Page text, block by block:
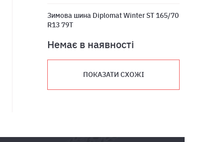
Зимова шина Diplomat Winter ST 165/70
R13 79T
Немає в наявності
ПОКАЗАТИ СХОЖІ